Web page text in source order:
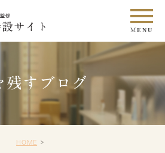
残すブログ
HOME